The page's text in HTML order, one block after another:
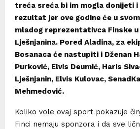
treća sreća bi im mogla donijeti i
rezultat jer ove godine će u
mladog reprezentativca Finske
Lješnjanina. Pored Aladina, za
Bosanaca će nastupiti i Dženan
Purković, Elvis Deumić, Haris
Lješnjanin, Elvis Kulovac,
Mehmedović.
Koliko vole ovaj sport pokazuje
Finci nemaju sponzora i da sve